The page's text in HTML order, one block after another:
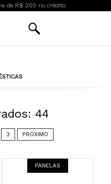
de R$ 200 no crédito.
44
3 PRÓXIMO
PANELAS